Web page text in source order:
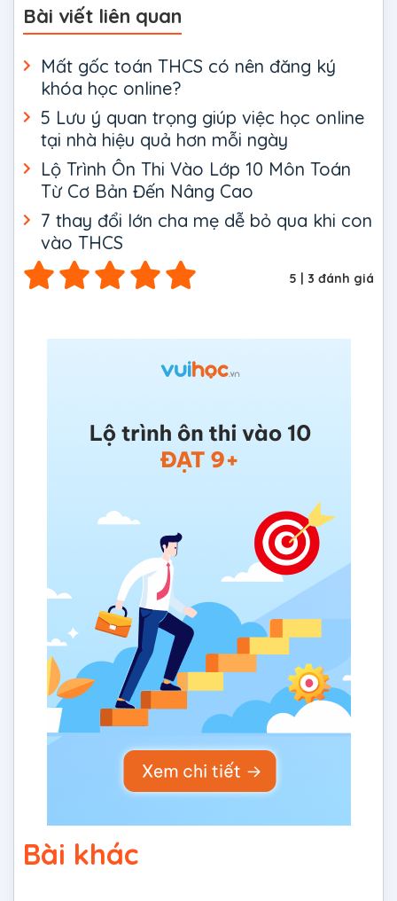
Bài viết liên quan
Mất gốc toán THCS có nên đăng ký
khóa học online?
5 Lưu ý quan trọng giúp việc học online
tại nhà hiệu quả hơn mỗi ngày
Lộ Trình Ôn Thi Vào Lớp 10 Môn Toán
Từ Cơ Bản Đến Nâng Cao
7 thay đổi lớn cha mẹ dễ bỏ qua khi con
vào THCS
5 3 đánh giá
Bài khác